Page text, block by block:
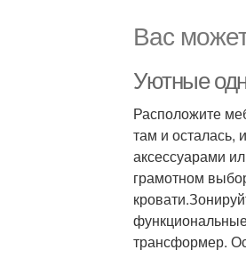
Вас
Уютные
Расположите
там и осталась,
аксессуарами
грамотном
трансформер.